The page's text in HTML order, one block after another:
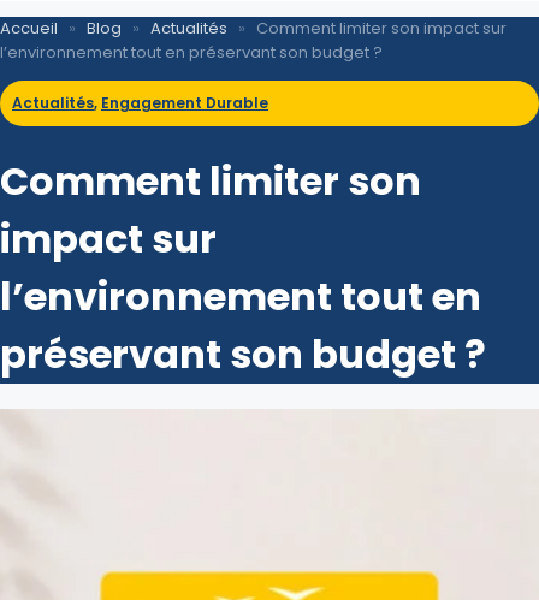
Accueil » Blog » Actualités » Comment limiter son impact sur
l’environnement tout en préservant son budget ?
Actualités, Engagement Durable
Comment limiter son
impact sur
l’environnement tout en
préservant son budget ?